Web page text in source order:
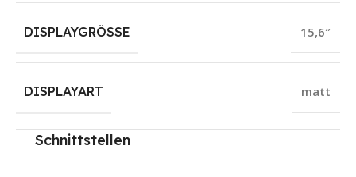
DISPLAYGRÖSSE 15,6″
DISPLAYART matt
Schnittstellen